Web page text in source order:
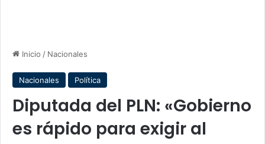
Inicio / Nacionales
Nacionales Política
Diputada del PLN: «Gobierno
es rápido para exigir al